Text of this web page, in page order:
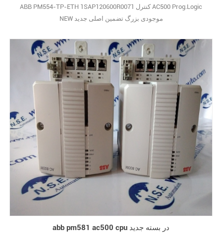
ABB PM554-TP-ETH 1SAP120600R0071 کنترل AC500 Prog.Logic
NEW موجودی بزرگ تضمین اصلی جدید
abb pm581 ac500 cpu در بسته جدید